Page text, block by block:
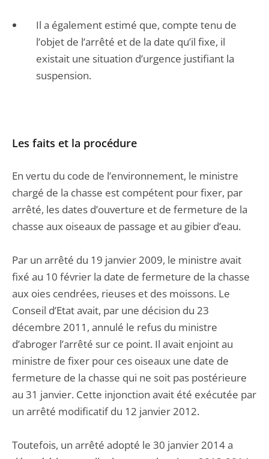
Il a également estimé que, compte tenu de
l’objet de l’arrêté et de la date qu’il fixe, il
existait une situation d’urgence justifiant la
suspension.
Les faits et la procédure
En vertu du code de l’environnement, le ministre
chargé de la chasse est compétent pour fixer, par
arrêté, les dates d’ouverture et de fermeture de la
chasse aux oiseaux de passage et au gibier d’eau.
Par un arrêté du 19 janvier 2009, le ministre avait
fixé au 10 février la date de fermeture de la chasse
aux oies cendrées, rieuses et des moissons. Le
Conseil d’Etat avait, par une décision du 23
décembre 2011, annulé le refus du ministre
d’abroger l’arrêté sur ce point. Il avait enjoint au
ministre de fixer pour ces oiseaux une date de
fermeture de la chasse qui ne soit pas postérieure
au 31 janvier. Cette injonction avait été exécutée par
un arrêté modificatif du 12 janvier 2012.
Toutefois, un arrêté adopté le 30 janvier 2014 a